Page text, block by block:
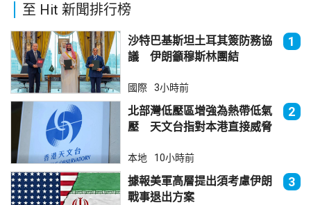
至 Hit 新聞排行榜
沙特巴基斯坦土耳其簽防務協
議 伊朗籲穆斯林團結
1
國際 3小時前
北部灣低壓區增強為熱帶低氣
壓 天文台指對本港直接威脅
2
本地 10小時前
據報美軍高層提出須考慮伊朗
戰事退出方案
3